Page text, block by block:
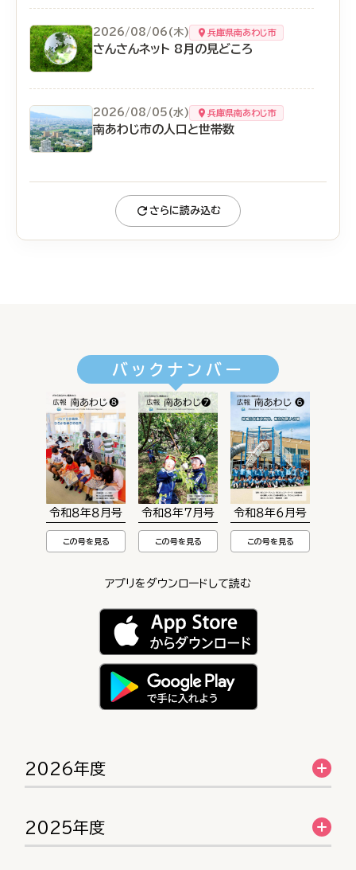
2026/08/06(木) 兵庫県南あわじ市
さんさんネット 8月の見どころ
2026/08/05(水) 兵庫県南あわじ市
南あわじ市の人口と世帯数
さらに読み込む
バックナンバー
令和８年８月号
この号を見る
令和８年７月号
この号を見る
令和８年６月号
この号を見る
アプリをダウンロードして読む
2026年度
2025年度